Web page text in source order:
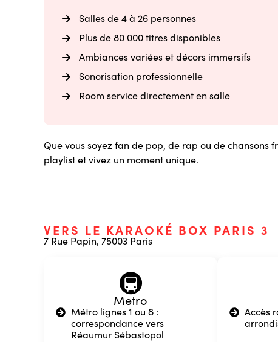
Salles de 4 à 26 personnes
Plus de 80 000 titres disponibles
Ambiances variées et décors immersifs
Sonorisation professionnelle
Room service directement en salle
Que vous soyez fan de pop, de rap ou de chansons
playlist et vivez un moment unique.
VERS LE KARAOKÉ BOX PARIS 3
7 Rue Papin, 75003 Paris
🚇
Metro
Métro lignes 1 ou 8 :
correspondance vers
Réaumur Sébastopol
Accès